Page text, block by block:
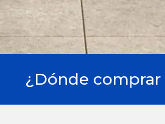
¿Dónde